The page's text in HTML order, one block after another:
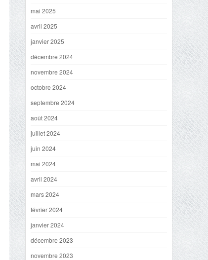
mai 2025
avril 2025
janvier 2025
décembre 2024
novembre 2024
octobre 2024
septembre 2024
août 2024
juillet 2024
juin 2024
mai 2024
avril 2024
mars 2024
février 2024
janvier 2024
décembre 2023
novembre 2023